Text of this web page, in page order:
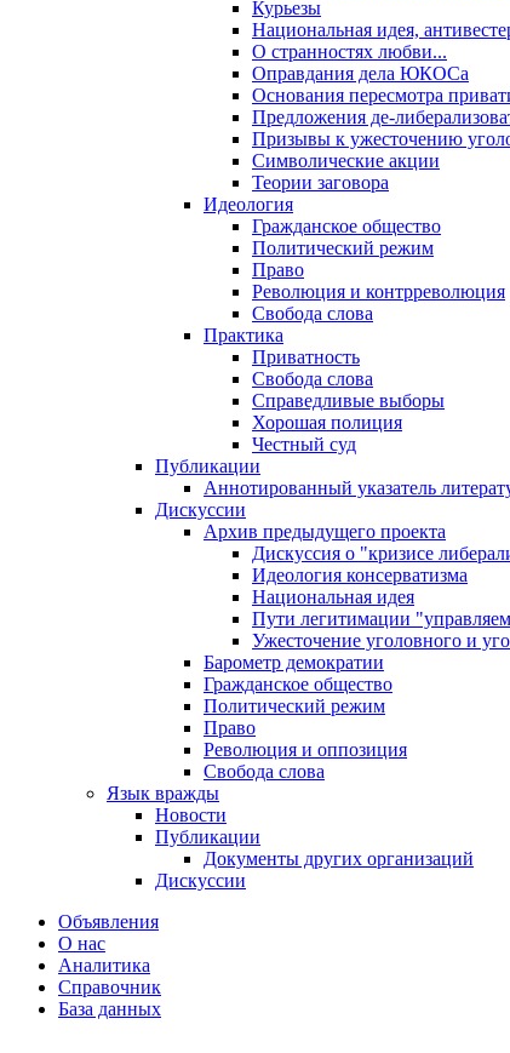
Курьезы
Национальная идея,
О странностях любви...
Оправдания дела ЮКОСа
Основания пересмотра
Предложения де-
Призывы к ужесточению
Символические акции
Теории заговора
Идеология
Гражданское общество
Политический режим
Право
Революция и контрреволюция
Свобода слова
Практика
Приватность
Свобода слова
Справедливые выборы
Хорошая полиция
Честный суд
Публикации
Аннотированный указатель
Дискуссии
Архив предыдущего проекта
Дискуссия о "кризисе
Идеология консерватизма
Национальная идея
Пути легитимации
Ужесточение уголовного и
Барометр демократии
Гражданское общество
Политический режим
Право
Революция и оппозиция
Свобода слова
Язык вражды
Новости
Публикации
Документы других организаций
Дискуссии
Объявления
О нас
Аналитика
Справочник
База данных